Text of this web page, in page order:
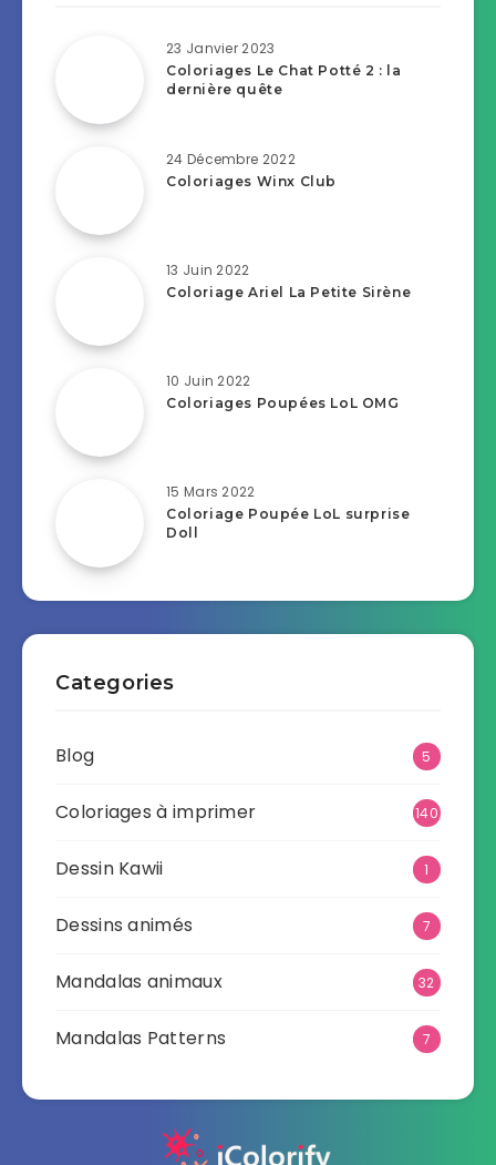
23 Janvier 2023
Coloriages Le Chat Potté 2 : la
dernière quête
24 Décembre 2022
Coloriages Winx Club
13 Juin 2022
Coloriage Ariel La Petite Sirène
10 Juin 2022
Coloriages Poupées LoL OMG
15 Mars 2022
Coloriage Poupée LoL surprise
Doll
Categories
Blog 5
Coloriages à imprimer 140
Dessin Kawii 1
Dessins animés 7
Mandalas animaux 32
Mandalas Patterns 7